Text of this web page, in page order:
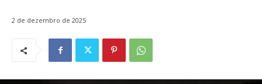
2 de dezembro de 2025